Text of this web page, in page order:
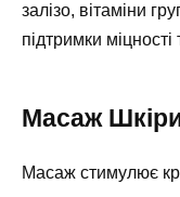
залізо, вітаміни
підтримки
Масаж
Масаж стимулює